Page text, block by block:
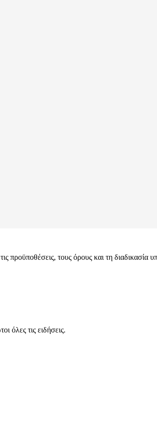
προϋποθέσεις, τους όρους και τη
όλες τις ειδήσεις.